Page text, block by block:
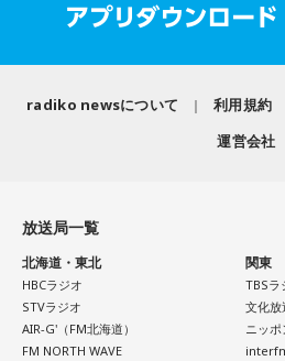
radiko newsについて 利用規約
運営会社
放送局一覧
北海道・東北
HBCラジオ
STVラジオ
AIR-G'（FM北海道）
FM NORTH WAVE
関東
TBSラ
文化放
ニッポ